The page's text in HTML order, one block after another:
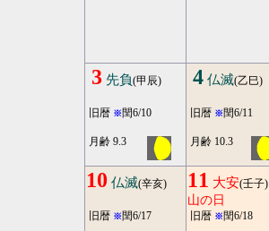
3 先負(甲辰)
旧暦 ※閏6/10
月齢 9.3
4 仏滅(乙巳)
旧暦 ※閏6/11
月齢 10.3
10 仏滅(辛亥)
旧暦 ※閏6/17
11 大安(壬子)
山の日
旧暦 ※閏6/18